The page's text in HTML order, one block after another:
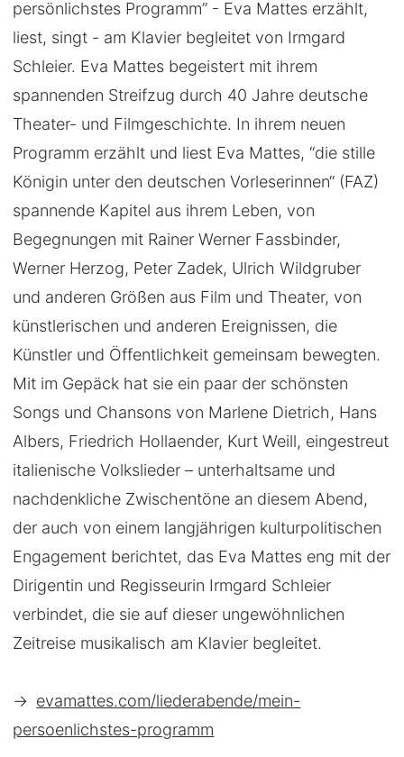
persönlichstes Programm” - Eva Mattes erzählt,
liest, singt - am Klavier begleitet von Irmgard
Schleier. Eva Mattes begeistert mit ihrem
spannenden Streifzug durch 40 Jahre deutsche
Theater- und Filmgeschichte. In ihrem neuen
Programm erzählt und liest Eva Mattes, “die stille
Königin unter den deutschen Vorleserinnen“ (FAZ)
spannende Kapitel aus ihrem Leben, von
Begegnungen mit Rainer Werner Fassbinder,
Werner Herzog, Peter Zadek, Ulrich Wildgruber
und anderen Größen aus Film und Theater, von
künstlerischen und anderen Ereignissen, die
Künstler und Öffentlichkeit gemeinsam bewegten.
Mit im Gepäck hat sie ein paar der schönsten
Songs und Chansons von Marlene Dietrich, Hans
Albers, Friedrich Hollaender, Kurt Weill, eingestreut
italienische Volkslieder – unterhaltsame und
nachdenkliche Zwischentöne an diesem Abend,
der auch von einem langjährigen kulturpolitischen
Engagement berichtet, das Eva Mattes eng mit der
Dirigentin und Regisseurin Irmgard Schleier
verbindet, die sie auf dieser ungewöhnlichen
Zeitreise musikalisch am Klavier begleitet.
→ evamattes.com/liederabende/mein-
persoenlichstes-programm